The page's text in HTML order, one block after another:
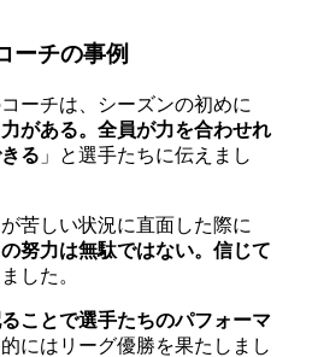
ーチの事例
ーチは、シーズンの初めに
がある。全員が力を合わせれ
る 」と選手たちに伝えまし
苦しい状況に直面した際に
努力は無駄ではない。信じて
した。
ことで選手たちのパフォーマ
的にはリーグ優勝を果たしまし